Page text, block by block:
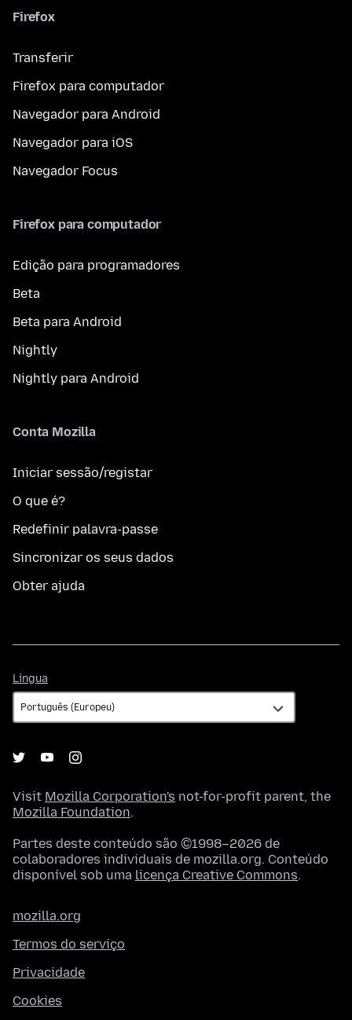
Firefox
Transferir
Firefox para computador
Navegador para Android
Navegador para iOS
Navegador Focus
Firefox para computador
Edição para programadores
Beta
Beta para Android
Nightly
Nightly para Android
Conta Mozilla
Iniciar sessão/registar
O que é?
Redefinir palavra-passe
Sincronizar os seus dados
Obter ajuda
Língua
Visit Mozilla Corporation's not-for-profit parent, the
Mozilla Foundation.
Partes deste conteúdo são ©1998–2026 de
colaboradores individuais de mozilla.org. Conteúdo
disponível sob uma licença Creative Commons.
mozilla.org
Termos do serviço
Privacidade
Cookies